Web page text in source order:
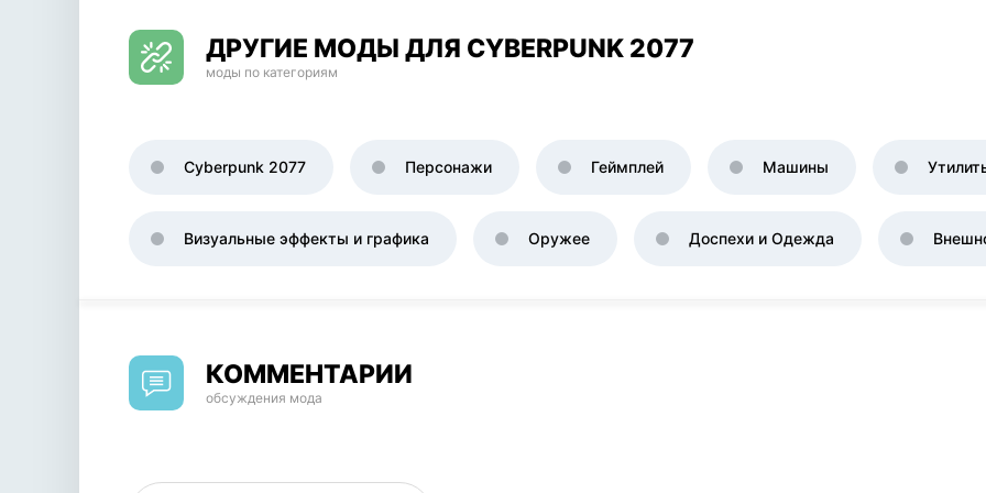
ДРУГИЕ МОДЫ ДЛЯ CYBERPUNK 2077
моды по категориям
Cyberpunk 2077 Персонажи Геймплей Машины
Визуальные эффекты и графика Оружее Доспехи и Одежда
КОММЕНТАРИИ
обсуждения мода